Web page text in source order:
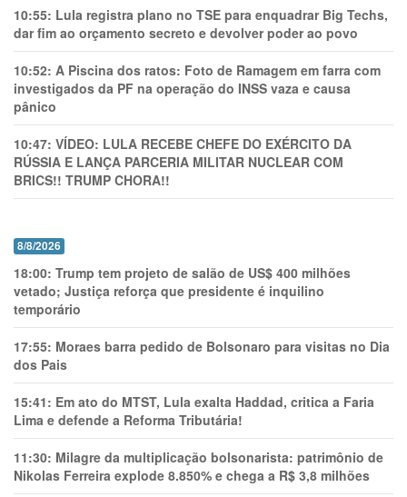
10:55: Lula registra plano no TSE para enquadrar Big Techs,
dar fim ao orçamento secreto e devolver poder ao povo
10:52: A Piscina dos ratos: Foto de Ramagem em farra com
investigados da PF na operação do INSS vaza e causa
pânico
10:47: VÍDEO: LULA RECEBE CHEFE DO EXÉRCITO DA
RÚSSIA E LANÇA PARCERIA MILITAR NUCLEAR COM
BRICS!! TRUMP CHORA!!
8/8/2026
18:00: Trump tem projeto de salão de US$ 400 milhões
vetado; Justiça reforça que presidente é inquilino
temporário
17:55: Moraes barra pedido de Bolsonaro para visitas no Dia
dos Pais
15:41: Em ato do MTST, Lula exalta Haddad, critica a Faria
Lima e defende a Reforma Tributária!
11:30: Milagre da multiplicação bolsonarista: patrimônio de
Nikolas Ferreira explode 8.850% e chega a R$ 3,8 milhões